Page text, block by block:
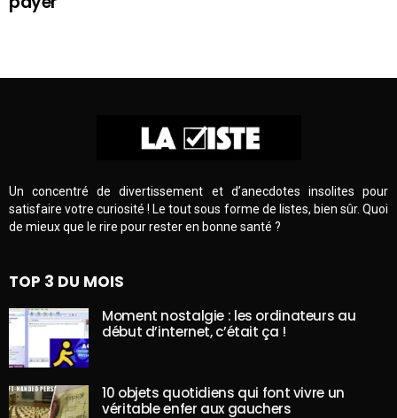
Un concentré de divertissement et d’anecdotes insolites pour
satisfaire votre curiosité ! Le tout sous forme de listes, bien sûr. Quoi
de mieux que le rire pour rester en bonne santé ?
TOP 3 DU MOIS
Moment nostalgie : les ordinateurs au
début d’internet, c’était ça !
10 objets quotidiens qui font vivre un
véritable enfer aux gauchers